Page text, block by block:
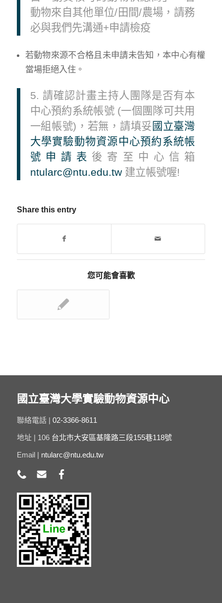
動物來自其他單位/田間/農場，請務
必與我們先溝通+申請檢疫
若動物來源不合格且未申請未告知，本中心有權
當場拒絕入住。
5. 請確認計畫主持人團隊是否有本
中心預約系統帳號 (一個團隊可共用
一組帳號)，若無，請填妥 國立臺灣
大學實驗動物資源中心預約系統帳
號申請表 後寄至中心信箱
ntularc@ntu.edu.tw建立帳號喔!
Share this entry
您可能會喜歡
國立臺灣大學實驗動物資源中心
聯絡電話 | 02-3366-8611
地址 | 106 台北市大安區基隆路三段155巷118號
Email | ntularc@ntu.edu.tw